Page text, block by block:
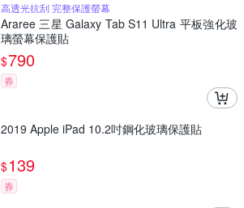
高透光抗刮 完整保護螢幕
Araree 三星 Galaxy Tab S11 Ultra 平板強化玻
璃螢幕保護貼
$790
券
2019 Apple iPad 10.2吋鋼化玻璃保護貼
$139
券